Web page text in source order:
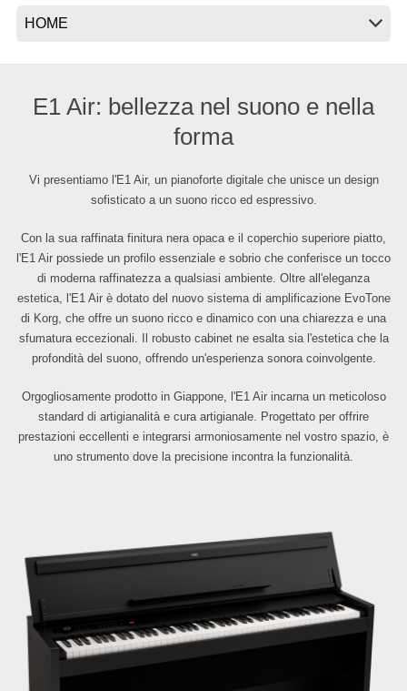
A proposito di Korg
E1 Air: bellezza nel suono e nella
forma
Vi presentiamo l'E1 Air, un pianoforte digitale che unisce un design
sofisticato a un suono ricco ed espressivo.
Con la sua raffinata finitura nera opaca e il coperchio superiore piatto,
l'E1 Air possiede un profilo essenziale e sobrio che conferisce un tocco
di moderna raffinatezza a qualsiasi ambiente. Oltre all'eleganza
estetica, l'E1 Air è dotato del nuovo sistema di amplificazione EvoTone
di Korg, che offre un suono ricco e dinamico con una chiarezza e una
sfumatura eccezionali. Il robusto cabinet ne esalta sia l'estetica che la
profondità del suono, offrendo un'esperienza sonora coinvolgente.
Orgogliosamente prodotto in Giappone, l'E1 Air incarna un meticoloso
standard di artigianalità e cura artigianale. Progettato per offrire
prestazioni eccellenti e integrarsi armoniosamente nel vostro spazio, è
uno strumento dove la precisione incontra la funzionalità.